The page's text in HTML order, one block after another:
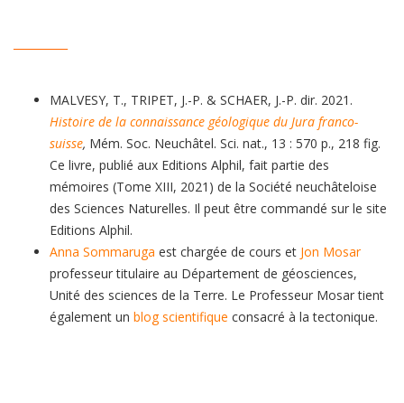
MALVESY, T., TRIPET, J.-P. & SCHAER, J.-P. dir. 2021.
Histoire de la connaissance géologique du Jura franco-
suisse, Mém. Soc. Neuchâtel. Sci. nat., 13 : 570 p., 218 fig.
Ce livre, publié aux Editions Alphil, fait partie des
mémoires (Tome XIII, 2021) de la Société neuchâteloise
des Sciences Naturelles. Il peut être commandé sur le site
Editions Alphil.
Anna Sommaruga est chargée de cours et Jon Mosar
professeur titulaire au Département de géosciences,
Unité des sciences de la Terre. Le Professeur Mosar tient
également un blog scientifique consacré à la tectonique.